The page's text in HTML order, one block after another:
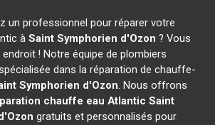
un professionnel pour réparer votre
à Saint Symphorien d'Ozon ? Vous
! Notre équipe de plombiers
dans la réparation de chauffe-
Symphorien d'Ozon. Nous offrons
chauffe eau Atlantic Saint
gratuits et personnalisés pour